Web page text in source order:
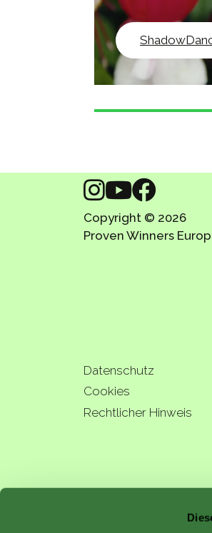
Copyright © 2026
Proven Winners
Datenschutz
Cookies
Rechtlicher Hinweis